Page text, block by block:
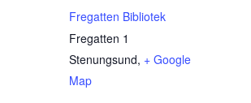
Fregatten Bibliotek
Fregatten 1
Stenungsund, + Google
Map